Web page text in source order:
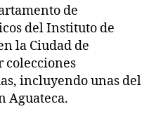
de
del Instituto de
la Ciudad de
colecciones
incluyendo unas del
Aguateca.